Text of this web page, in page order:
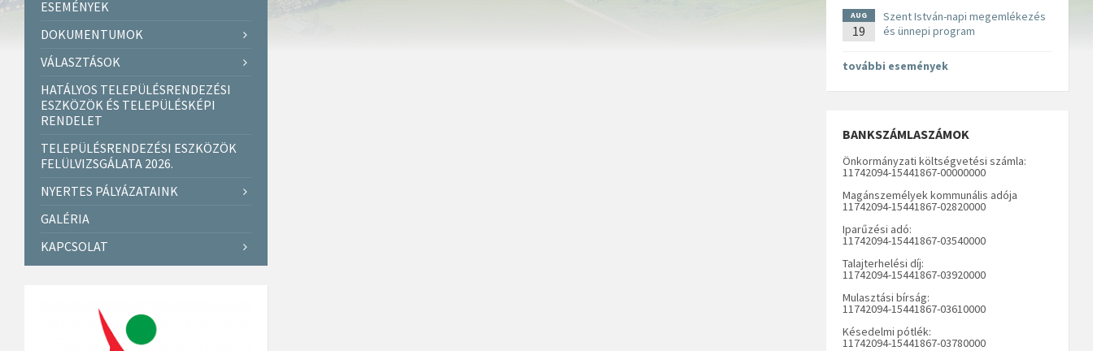
ESEMÉNYEK
DOKUMENTUMOK
VÁLASZTÁSOK
HATÁLYOS TELEPÜLÉSRENDEZÉSI
ESZKÖZÖK ÉS TELEPÜLÉSKÉPI
RENDELET
TELEPÜLÉSRENDEZÉSI ESZKÖZÖK
FELÜLVIZSGÁLATA 2026.
NYERTES PÁLYÁZATAINK
GALÉRIA
KAPCSOLAT
AUG
19
Szent István-napi megemlékezés
és ünnepi program
további események
BANKSZÁMLASZÁMOK
Önkormányzati költségvetési számla:
11742094-15441867-00000000
Magánszemélyek kommunális adója
11742094-15441867-02820000
Iparűzési adó:
11742094-15441867-03540000
Talajterhelési díj:
11742094-15441867-03920000
Mulasztási bírság:
11742094-15441867-03610000
Késedelmi pótlék:
11742094-15441867-03780000